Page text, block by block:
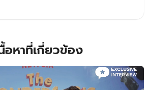
อหาที่เกี่ยวข้อง